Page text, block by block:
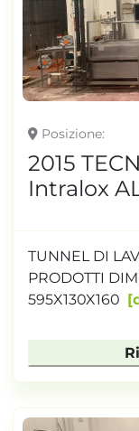
Posizione
2015
Intralox
TUNNEL DI
PRODOTTI
595X130X160